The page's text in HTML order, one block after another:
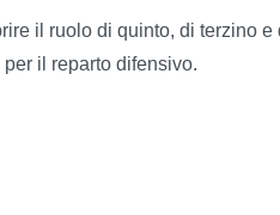
il ruolo di quinto, di terzino e
il reparto difensivo.